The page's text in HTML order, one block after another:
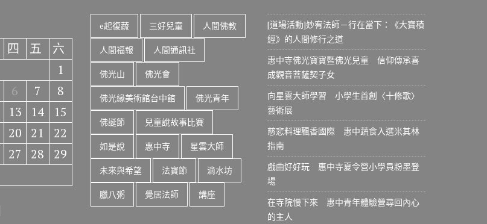
四 五
六
1
6 7
8
13 14
15
20 21
22
27 28
29
e起復蔬 三好兒童 人間佛教
人間福報 人間通訊社
佛光山 佛光會
佛光緣美術館台中館 佛光青年
佛誕節 兒童說故事比賽
如是說 惠中寺 星雲大師
未來與希望 法寶節 滴水坊
臘八粥 覺居法師 講座
[道場活動]妙宥法師－行在當下：《大寶積
經》的人間修行之道
惠中寺佛光寶寶暨佛光兒童 信仰傳承喜
成觀音菩薩契子女
向星雲大師學習 小學生首創〈十修歌〉
藝術展
慈悲料理飄香國際 惠中蔬食入選米其林
指南
戲曲好好玩 惠中寺夏令營小學員粉墨登
場
在寺院慢下來 惠中青年體驗營尋回內心
的主人